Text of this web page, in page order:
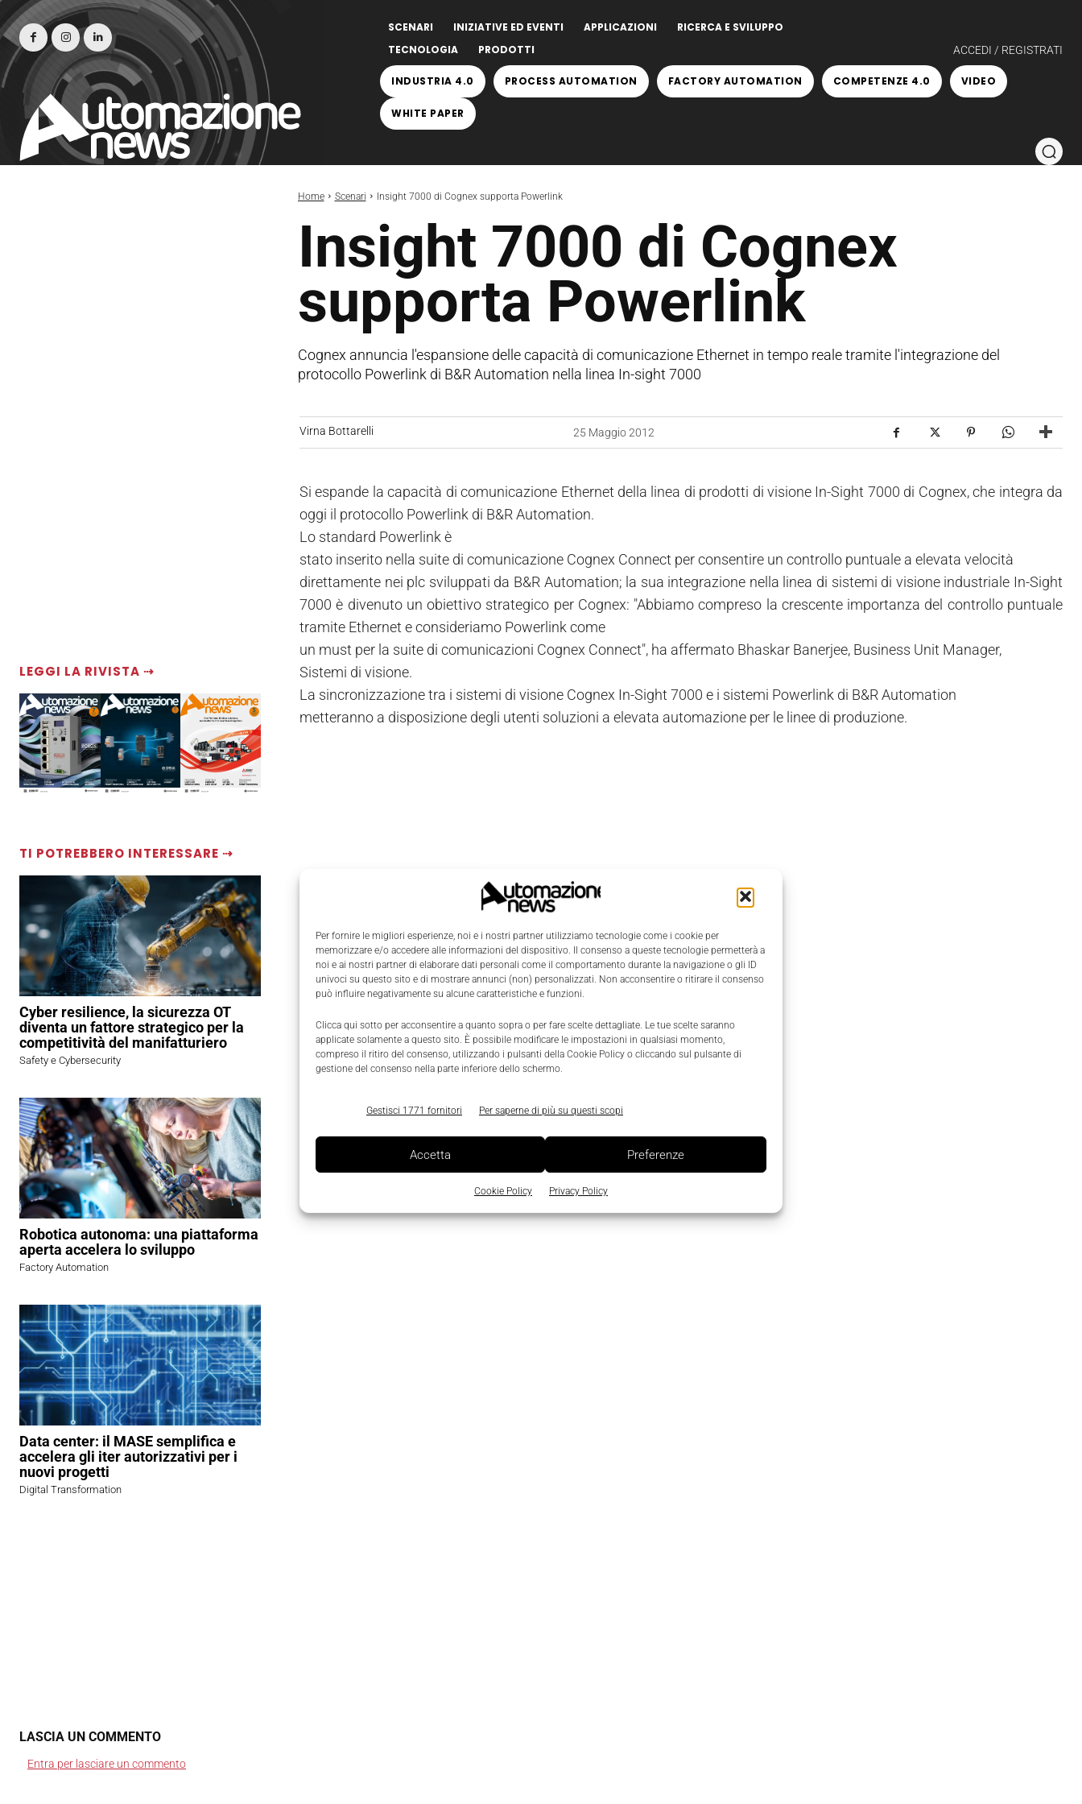
Per fornire le migliori esperienze, noi e i nostri partner utilizziamo tecnologie come i cookie per
memorizzare e/o accedere alle informazioni del dispositivo. Il consenso a queste tecnologie permetterà a
noi e ai nostri partner di elaborare dati personali come il comportamento durante la navigazione o gli ID
univoci su questo sito e di mostrare annunci (non) personalizzati. Non acconsentire o ritirare il consenso
può influire negativamente su alcune caratteristiche e funzioni.
Clicca qui sotto per acconsentire a quanto sopra o per fare scelte dettagliate. Le tue scelte saranno
applicate solamente a questo sito. È possibile modificare le impostazioni in qualsiasi momento,
compreso il ritiro del consenso, utilizzando i pulsanti della Cookie Policy o cliccando sul pulsante di
gestione del consenso nella parte inferiore dello schermo.
Gestisci 1771 fornitori Per saperne di più su questi scopi
Accetta Preferenze
Cookie Policy Privacy Policy
SCENARI INIZIATIVE ED EVENTI APPLICAZIONI
RICERCA E SVILUPPO
TECNOLOGIA
PRODOTTI ACCEDI / REGISTRATI
INDUSTRIA 4.0 PROCESS AUTOMATION FACTORY AUTOMATION COMPETENZE 4.0 VIDEO
WHITE PAPER
Home Scenari Insight 7000 di Cognex supporta Powerlink
Insight 7000 di Cognex
supporta Powerlink
Cognex annuncia l'espansione delle capacità di comunicazione Ethernet in tempo reale tramite l'integrazione del
protocollo Powerlink di B&R Automation nella linea In-sight 7000
LEGGI LA RIVISTA ⇢
TI POTREBBERO INTERESSARE ⇢
Cyber resilience, la sicurezza OT
diventa un fattore strategico per la
competitività del manifatturiero
Safety e Cybersecurity
Robotica autonoma: una piattaforma
aperta accelera lo sviluppo
Factory Automation
Data center: il MASE semplifica e
accelera gli iter autorizzativi per i
nuovi progetti
Digital Transformation
Virna Bottarelli 25 Maggio 2012
Si espande la capacità di comunicazione Ethernet della linea di prodotti di visione In-Sight 7000 di Cognex, che integra da
oggi il protocollo Powerlink di B&R Automation.
Lo standard Powerlink è
stato inserito nella suite di comunicazione Cognex Connect per consentire un controllo puntuale a elevata velocità
direttamente nei plc sviluppati da B&R Automation; la sua integrazione nella linea di sistemi di visione industriale In-Sight
7000 è divenuto un obiettivo strategico per Cognex: "Abbiamo compreso la crescente importanza del controllo puntuale
tramite Ethernet e consideriamo Powerlink come
un must per la suite di comunicazioni Cognex Connect", ha affermato Bhaskar Banerjee, Business Unit Manager,
Sistemi di visione.
La sincronizzazione tra i sistemi di visione Cognex In-Sight 7000 e i sistemi Powerlink di B&R Automation
metteranno a disposizione degli utenti soluzioni a elevata automazione per le linee di produzione.
LASCIA UN COMMENTO
Entra per lasciare un commento